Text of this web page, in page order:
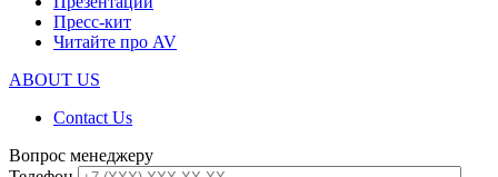
Пресс-кит
Читайте про AV
ABOUT US
Contact Us
Вопрос менеджеру